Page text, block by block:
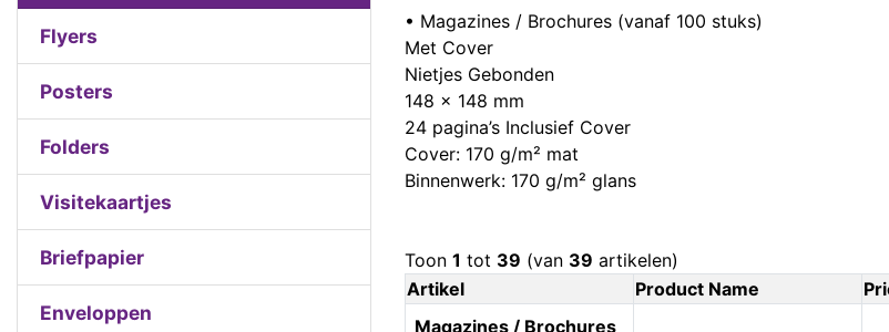
Flyers
Posters
Folders
Visitekaartjes
Briefpapier
Enveloppen
• Magazines / Brochures (vanaf 100 stuks)
Met Cover
Nietjes Gebonden
148 x 148 mm
24 pagina’s Inclusief Cover
Cover: 170 g/m² mat
Binnenwerk: 170 g/m² glans
Toon 1 tot 39 (van 39 artikelen)
Artikel
Product Name
Magazines / Brochures